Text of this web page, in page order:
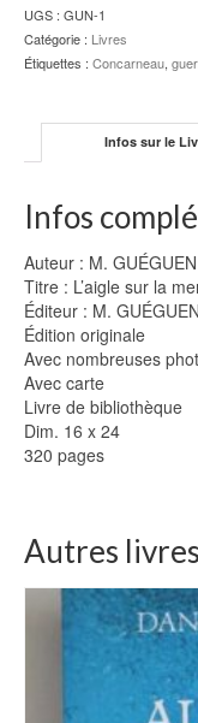
UGS : GUN-1
Catégorie : Livres
Étiquettes : Concarneau,
Infos sur le
Infos
Auteur : M.
Titre : L’aigle sur la
Éditeur : M.
Édition originale
Avec nombreuses
Avec carte
Livre de bibliothèque
Dim. 16 x 24
320 pages
Autres